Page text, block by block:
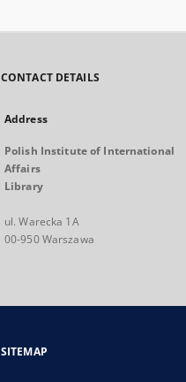
CONTACT DETAILS
Address
Polish Institute of International
Affairs
Library
ul. Warecka 1A
00-950 Warszawa
SITEMAP